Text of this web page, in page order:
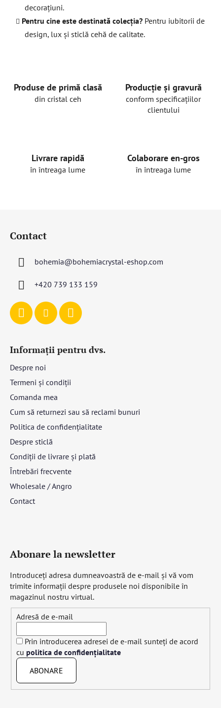
decorațiuni.
Pentru cine este destinată colecția? Pentru iubitorii de
design, lux și sticlă cehă de calitate.
Produse de primă clasă
din cristal ceh
Producție și gravură
conform specificațiilor
clientului
Livrare rapidă
în întreaga lume
Colaborare en-gros
în întreaga lume
Contact
bohemia@bohemiacrystal-eshop.com
+420 739 133 159
Informații pentru dvs.
Despre noi
Termeni și condiții
Comanda mea
Cum să returnezi sau să reclami bunuri
Politica de confidențialitate
Despre sticlă
Condiții de livrare și plată
Întrebări frecvente
Wholesale / Angro
Contact
Abonare la newsletter
Introduceţi adresa dumneavoastră de e-mail şi vă vom
trimite informaţii despre produsele noi disponibile în
magazinul nostru virtual.
Adresă de e-mail
Prin introducerea adresei de e-mail sunteți de acord
cu politica de confidențialitate
ABONARE